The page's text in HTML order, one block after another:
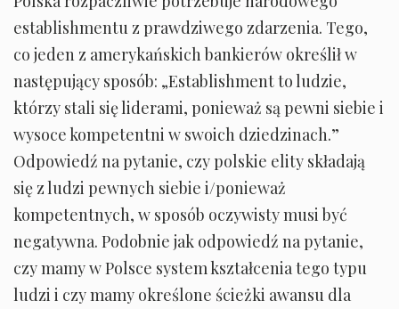
establishmentu z prawdziwego zdarzenia. Tego,
co jeden z amerykańskich bankierów określił w
następujący sposób: „Establishment to ludzie,
którzy stali się liderami, ponieważ są pewni siebie i
wysoce kompetentni w swoich dziedzinach.”
Odpowiedź na pytanie, czy polskie elity składają
się z ludzi pewnych siebie i/ponieważ
kompetentnych, w sposób oczywisty musi być
negatywna. Podobnie jak odpowiedź na pytanie,
czy mamy w Polsce system kształcenia tego typu
ludzi i czy mamy określone ścieżki awansu dla